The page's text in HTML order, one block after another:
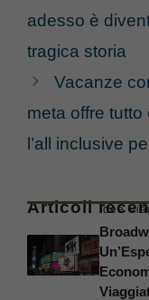
adesso è
tragica storia
Vacanze
meta offre
l’all inclusive
Articoli Idee